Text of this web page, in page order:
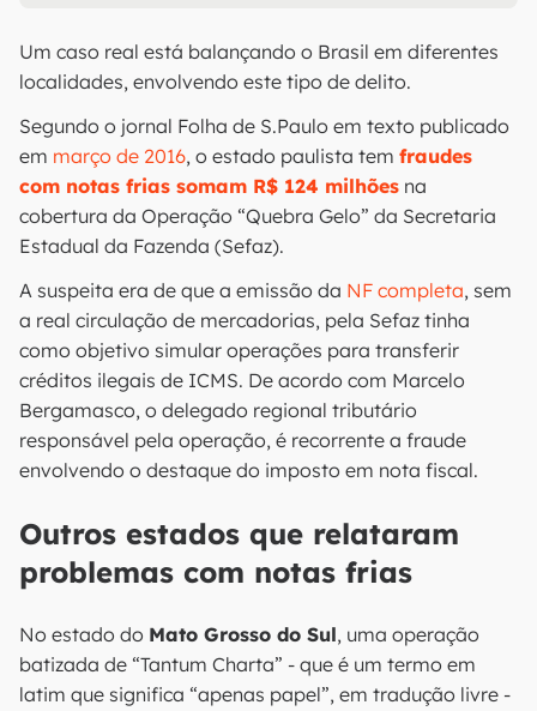
Um caso real está balançando o Brasil em diferentes
localidades, envolvendo este tipo de delito.
Segundo o jornal Folha de S.Paulo em texto publicado
em março de 2016, o estado paulista tem fraudes
com notas frias somam R$ 124 milhões na
cobertura da Operação “Quebra Gelo” da Secretaria
Estadual da Fazenda (Sefaz).
A suspeita era de que a emissão da NF completa, sem
a real circulação de mercadorias, pela Sefaz tinha
como objetivo simular operações para transferir
créditos ilegais de ICMS. De acordo com Marcelo
Bergamasco, o delegado regional tributário
responsável pela operação, é recorrente a fraude
envolvendo o destaque do imposto em nota fiscal.
Outros estados que relataram
problemas com notas frias
No estado do Mato Grosso do Sul, uma operação
batizada de “Tantum Charta” - que é um termo em
latim que significa “apenas papel”, em tradução livre -